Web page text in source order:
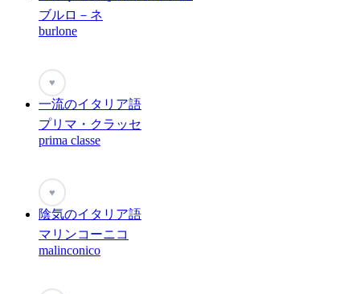
ブルロ－ネ
burlone
♥
一流のイタリア語
プリマ・クラッセ
prima classe
♥
陰気のイタリア語
マリンコーニコ
malinconico